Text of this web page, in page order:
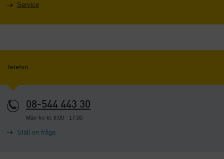
-
Service
Telefon
08-544 443 30
Mån-fre kl. 8:00 - 17:00
Ställ en fråga